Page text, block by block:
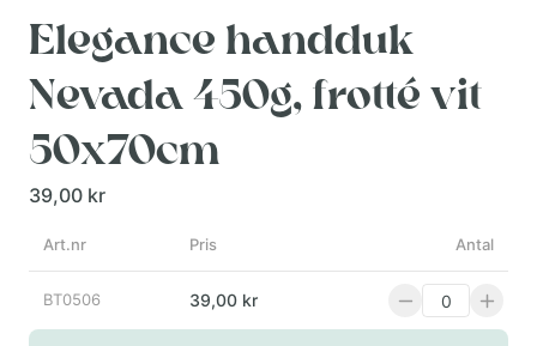
Elegance handduk
Nevada 450g, frotté vit
50x70cm
39,00 kr
Art.nr Pris Antal
BT0506 39,00 kr